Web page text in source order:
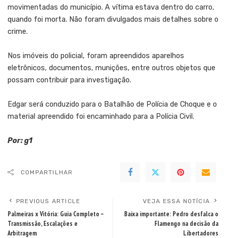
movimentadas do município. A vítima estava dentro do carro,
quando foi morta. Não foram divulgados mais detalhes sobre o
crime.
Nos imóveis do policial, foram apreendidos aparelhos
eletrônicos, documentos, munições, entre outros objetos que
possam contribuir para investigação.
Edgar será conduzido para o Batalhão de Polícia de Choque e o
material apreendido foi encaminhado para a Polícia Civil.
Por: g1
COMPARTILHAR
PREVIOUS ARTICLE
Palmeiras x Vitória: Guia Completo –
Transmissão, Escalações e
Arbitragem
VEJA ESSA NOTÍCIA
Baixa importante: Pedro desfalca o
Flamengo na decisão da
Libertadores